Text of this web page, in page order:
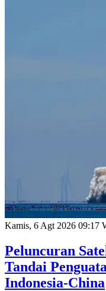
Kamis, 6 Agt 2026 09:17
Peluncuran
Tandai
Indonesia-China